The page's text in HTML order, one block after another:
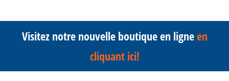
to
Visitez notre nouvelle boutique en ligneen
cliquant ici!